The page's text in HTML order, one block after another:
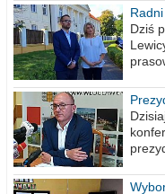
Dziś
nie